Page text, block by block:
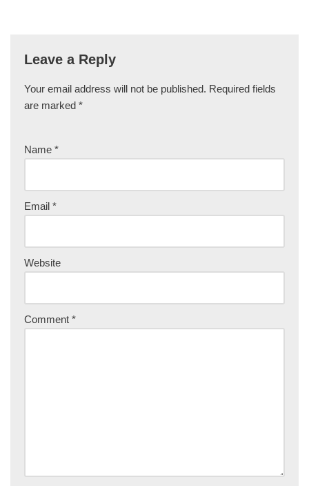
Leave a Reply
Your email address will not be published. Required fields
are marked *
Name *
Email *
Website
Comment *